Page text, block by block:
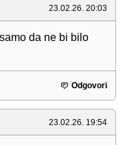
23.02.26. 20:03
da ne bi bilo
Odgovori
23.02.26. 19:54